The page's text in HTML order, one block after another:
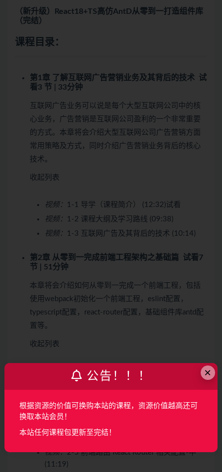
（新升级）React18+TS高仿AntD从零到一打造组件库
（完结）
课程目录：
第1章 了解互联网广告营销业务及其背后的技术 试
看3 节 | 33分钟
互联网广告业务可以说是每个大型互联网公司中的核
心业务，广告营销是互联网公司盈利的一个非常重要
的方式。本章将会介绍大型互联网公司广告营销方面
常用策略及方式，同时介绍广告营销业务背后的核心
技术。
收起列表
视频： 1-1 导学（课程简介） (12:32)试看
视频：
1-2 课程大纲及学习路线 (09:38)
视频：
1-3 互联网广告及其背后的技术 (10:14)
第2章 从零到一完成前端工程架构之基础篇 试看7
节 | 51分钟
本章将会介绍如何从零到一完成一个前端工程，包括
使用webpack初始化一个前端工程，eslint配置，
typescript配置，react-router配置，基础组件库antd配
置等。
收起列表
2-1 git提交规范 (11:06)
视频： 2-3 前端路由 React Router 相关配置-上
(04:40)
(08:39)
视频：2-5 前端路由 React Router 相关配置-中
(11:19)
×
公告！！！
根据资源的价值可换购本站的课程，资源价值越高还可
换取本站会员！
本站任何课程包更新至完结！